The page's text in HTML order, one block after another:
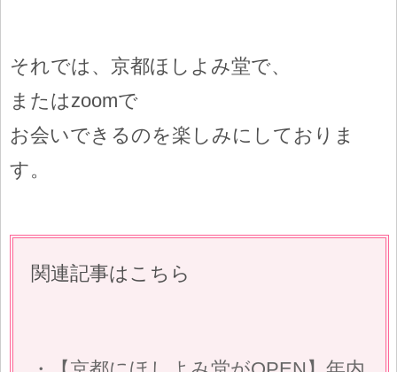
それでは、京都ほしよみ堂で、
またはzoomで
お会いできるのを楽しみにしておりま
す。
関連記事はこちら